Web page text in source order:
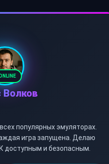
Волков
популярных эмуляторах.
игра запущена. Делаю
доступным и безопасным.